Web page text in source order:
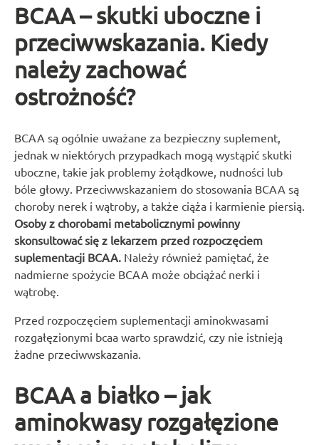
BCAA – skutki uboczne i
przeciwwskazania. Kiedy
należy zachować
ostrożność?
BCAA są ogólnie uważane za bezpieczny suplement,
jednak w niektórych przypadkach mogą wystąpić skutki
uboczne, takie jak problemy żołądkowe, nudności lub
bóle głowy. Przeciwwskazaniem do stosowania BCAA są
choroby nerek i wątroby, a także ciąża i karmienie piersią.
Osoby z chorobami metabolicznymi powinny
skonsultować się z lekarzem przed rozpoczęciem
suplementacji BCAA. Należy również pamiętać, że
nadmierne spożycie BCAA może obciążać nerki i
wątrobę.
Przed rozpoczęciem suplementacji aminokwasami
rozgałęzionymi bcaa warto sprawdzić, czy nie istnieją
żadne przeciwwskazania.
BCAA a białko – jak
aminokwasy rozgałęzione